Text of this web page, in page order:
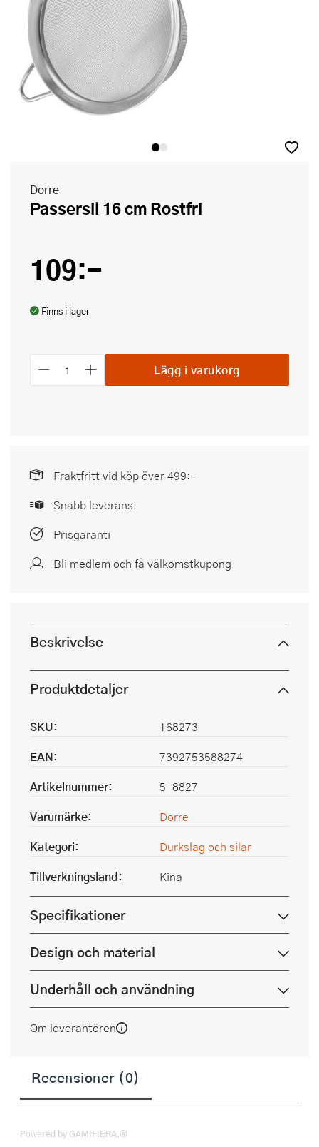
Dorre
Passersil 16 cm Rostfri
109:-
Finns i lager
Lägg i varukorg
Fraktfritt vid köp över 499:-
Snabb leverans
Prisgaranti
Bli medlem och få välkomstkupong
Beskrivelse
Produktdetaljer
SKU:
168273
EAN:
7392753588274
Artikelnummer:
5-8827
Varumärke:
Dorre
Kategori:
Durkslag och silar
Tillverkningsland:
Kina
Specifikationer
Design och material
Underhåll och användning
Om leverantören
Recensioner (0)
Powered by GAMIFIERA.®